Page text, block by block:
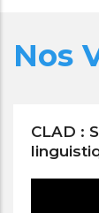
Nos
CLAD :